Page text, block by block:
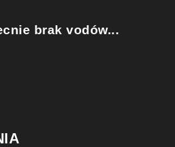
brak vodów...